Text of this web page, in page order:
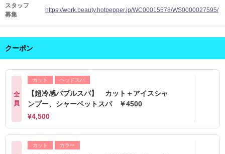
スタッフ
募集
https://work.beauty.hotpepper.jp/WC00015578/WS0000027595/
クーポン
全
員
カット ヘッドスパ
【超冷感バブルスパ】 カット＋アイスシャ
ンプー、シャーベットスパ ￥4500
¥4,500
カット カラー